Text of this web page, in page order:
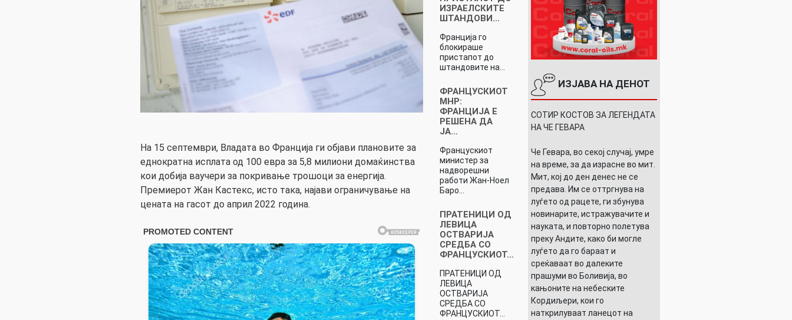
На 15 септември, Владата во Франција ги објави плановите за
еднократна исплата од 100 евра за 5,8 милиони домаќинства
кои добија ваучери за покривање трошоци за енергија.
Премиерот Жан Кастекс, исто така, најави ограничување на
цената на гасот до април 2022 година.
ИЗРАЕЛСКИТЕ
ШТАНДОВИ…
Франција го
блокираше
пристапот до
штандовите на…
ФРАНЦУСКИОТ
МНР:
ФРАНЦИЈА Е
РЕШЕНА ДА
ЈА…
Францускиот
министер за
надворешни
работи Жан-Ноел
Баро…
ПРАТЕНИЦИ ОД
ЛЕВИЦА
ОСТВАРИЈА
СРЕДБА СО
ФРАНЦУСКИОТ…
ПРАТЕНИЦИ ОД
ЛЕВИЦА
ОСТВАРИЈА
СРЕДБА СО
ФРАНЦУСКИОТ…
ИЗЈАВА НА ДЕНОТ
СОТИР КОСТОВ ЗА ЛЕГЕНДАТА
НА ЧЕ ГЕВАРА
Че Гевара, во секој случај, умре
на време, за да израсне во мит.
Мит, кој до ден денес не се
предава. Им се оттргнува на
луѓето од рацете, ги збунува
новинарите, истражувачите и
науката, и повторно полетува
преку Андите, како би могле
луѓето да го бараат и
среќаваат во далеките
прашуми во Боливија, во
кањоните на небеските
Кордиљери, кои го
наткрилуваат ланецот на